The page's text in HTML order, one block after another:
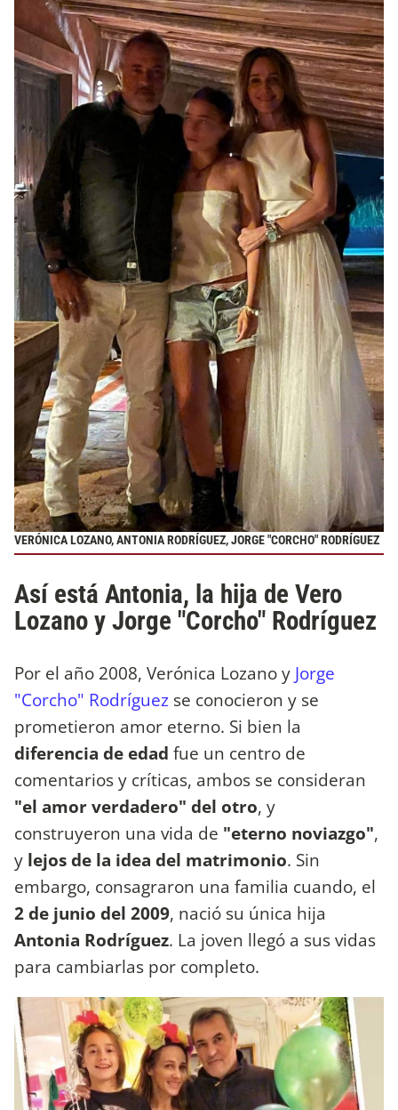
VERÓNICA LOZANO, ANTONIA RODRÍGUEZ, JORGE "CORCHO" RODRÍGUEZ
Así está Antonia, la hija de Vero
Lozano y Jorge "Corcho" Rodríguez
Por el año 2008, Verónica Lozano y Jorge
"Corcho" Rodríguez se conocieron y se
prometieron amor eterno. Si bien la
diferencia de edad fue un centro de
comentarios y críticas, ambos se consideran
"el amor verdadero" del otro, y
construyeron una vida de "eterno noviazgo",
y lejos de la idea del matrimonio. Sin
embargo, consagraron una familia cuando, el
2 de junio del 2009, nació su única hija
Antonia Rodríguez. La joven llegó a sus vidas
para cambiarlas por completo.